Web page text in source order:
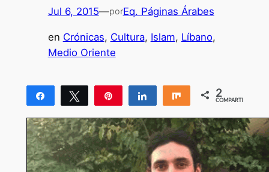
Jul 6, 2015—porEq. Páginas Árabes
en Crónicas, Cultura, Islam, Líbano
Medio Oriente
Compartir Twittear Compartir Compartir
2
COMPARTIR